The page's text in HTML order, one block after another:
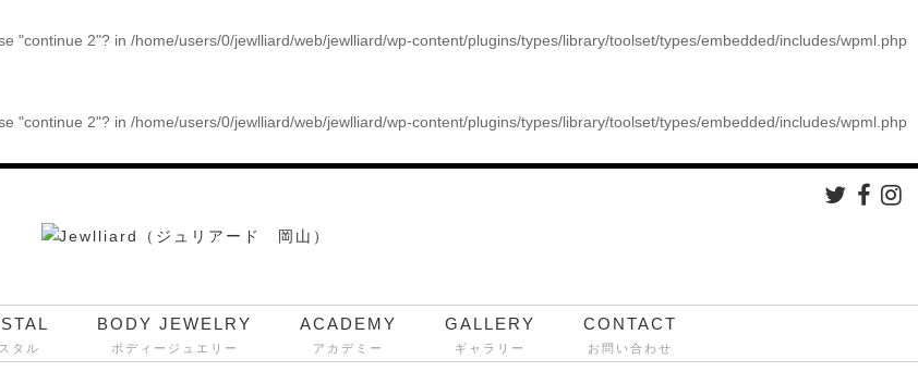
"continue 2"? in /home/users/0/jewlliard/web/jewlliard/wp-content/plugins/types/library/toolset/types/embedded/includes/wpml.php
"continue 2"? in /home/users/0/jewlliard/web/jewlliard/wp-content/plugins/types/library/toolset/types/embedded/includes/wpml.php
タル
BODY JEWELRY
ボディージュエリー
ACADEMY
アカデミー
GALLERY
ギャラリー
CONTACT
お問い合わせ